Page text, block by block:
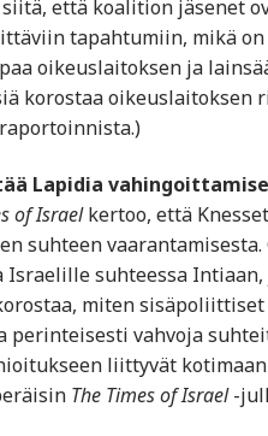
että koalition jäsenet
tapahtumiin, mikä
oikeuslaitoksen ja
korostaa oikeuslaitoksen
Lapidia
of Israelkertoo, että
suhteen
suhteessa
miten
vahvoja
liittyvät
The Times of Israel-